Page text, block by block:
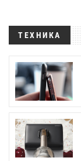
ТЕХНИКА